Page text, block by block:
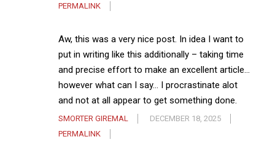
PERMALINK
Aw, this was a very nice post. In idea I want to
put in writing like this additionally – taking time
and precise effort to make an excellent article…
however what can I say… I procrastinate alot
and not at all appear to get something done.
SMORTER GIREMAL
DECEMBER 18, 2025
PERMALINK